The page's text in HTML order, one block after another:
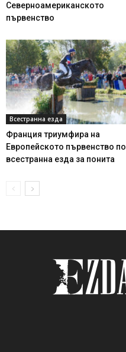
Северноамериканското
първенство
Всестранна езда
Франция триумфира на
Европейското първенство по
всестранна езда за понита